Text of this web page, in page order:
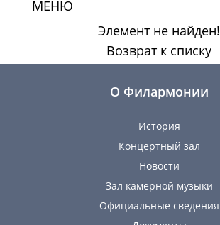
МЕНЮ
Элемент не найден!
Возврат к списку
О Филармонии
История
Концертный зал
Новости
Зал камерной музыки
Официальные сведения